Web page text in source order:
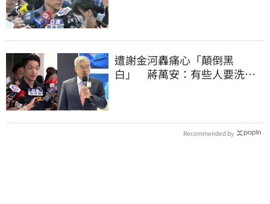
遭謝金河轟痛心「顛倒黑
白」 蔣萬安：有些人要洗人
Recommended by